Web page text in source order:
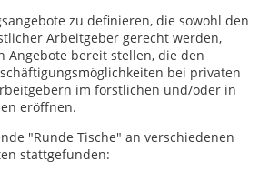
zu definieren, die sowohl den
Arbeitgeber gerecht werden,
Angebote bereit stellen, die den
bei privaten
im forstlichen und/oder in
eröffnen.
"Runde Tische" an verschiedenen
stattgefunden: